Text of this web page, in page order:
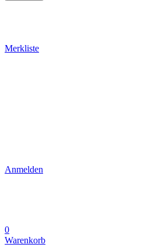
Merkliste
Anmelden
0
Warenkorb